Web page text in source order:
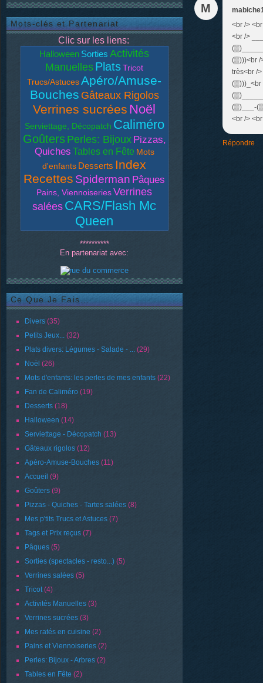
Mots-clés et Partenariat
Clic sur les liens:
Halloween Sorties Activités
Manuelles Plats Tricot
Trucs/Astuces Apéro/Amuse-
Bouches Gâteaux Rigolos
Verrines sucrées Noël
Serviettage, Décopatch Caliméro
Goûters Perles: Bijoux Pizzas,
Quiches Tables en Fête Mots
d'enfants Desserts Index
Recettes Spiderman Pâques
Pains, Viennoiseries Verrines
salées CARS/Flash Mc
Queen
**********
En partenariat avec:
Ce Que Je Fais...
Divers (35)
Petits Jeux... (32)
Plats divers: Légumes - Salade - ... (29)
Noël (26)
Mots d'enfants: les perles de mes enfants (22)
Fan de Caliméro (19)
Desserts (18)
Halloween (14)
Serviettage - Décopatch (13)
Gâteaux rigolos (12)
Apéro-Amuse-Bouches (11)
Accueil (9)
Goûters (9)
Pizzas - Quiches - Tartes salées (8)
Mes p'tits Trucs et Astuces (7)
Tags et Prix reçus (7)
Pâques (5)
Sorties (spectacles - resto...) (5)
Verrines salées (5)
Tricot(4)
Activités Manuelles (3)
Verrines sucrées (3)
Mes ratés en cuisine (2)
Pains et Viennoiseries (2)
Perles: Bijoux - Arbres (2)
Tables en Fête (2)
M
<br />
<br />
(▒)))<br /
très<br /
(▒)))_<br
(▒)___-
<br />
Répondre